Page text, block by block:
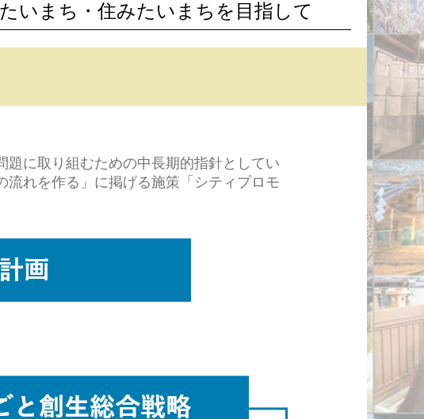
いまち・住みたいまちを目指して
に取り組むための中長期的指針としてい
れを作る」に掲げる施策「シティプロモ